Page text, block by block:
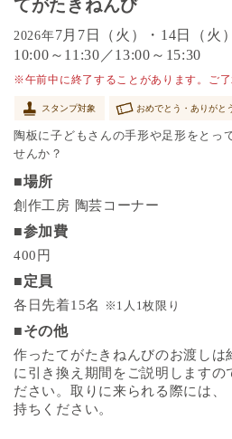
てがたきねんび
2026年7月7日（火）・14日（火）
10:00～11:30／13:00～15:30
※午前中に終了することがあります。ご了
スタンプ対象 おめでとう・ありがと
陶板に子どもさんの手形や足形をとっ
せんか？
■場所
創作工房 陶芸コーナー
■参加費
400円
■定員
各日先着15名 ※1人1枚限り
■その他
作ったてがたきねんびのお渡しは
に引き換え期間をご説明しますの
ださい。取りに来られる際には、
持ちください。